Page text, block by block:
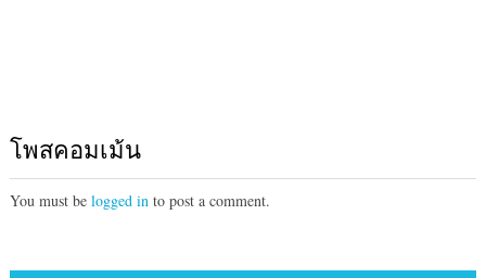
โพสคอมเม้น
You must be logged into post a comment.